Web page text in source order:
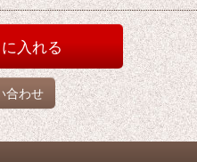
入れる
合わせ